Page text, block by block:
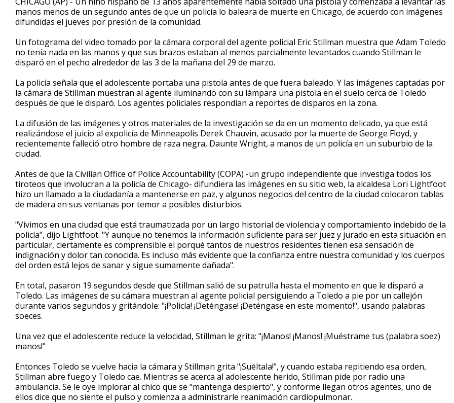
manos menos de un segundo antes de que un policía lo baleara de muerte en Chicago, de acuerdo con imágenes
difundidas el jueves por presión de la comunidad.
Un fotograma del video tomado por la cámara corporal del agente policial Eric Stillman muestra que Adam Toledo
no tenía nada en las manos y que sus brazos estaban al menos parcialmente levantados cuando Stillman le
disparó en el pecho alrededor de las 3 de la mañana del 29 de marzo.
La policía señala que el adolescente portaba una pistola antes de que fuera baleado. Y las imágenes captadas por
la cámara de Stillman muestran al agente iluminando con su lámpara una pistola en el suelo cerca de Toledo
después de que le disparó. Los agentes policiales respondían a reportes de disparos en la zona.
La difusión de las imágenes y otros materiales de la investigación se da en un momento delicado, ya que está
realizándose el juicio al expolicía de Minneapolis Derek Chauvin, acusado por la muerte de George Floyd, y
recientemente falleció otro hombre de raza negra, Daunte Wright, a manos de un policía en un suburbio de la
ciudad.
Antes de que la Civilian Office of Police Accountability (COPA) -un grupo independiente que investiga todos los
tiroteos que involucran a la policía de Chicago- difundiera las imágenes en su sitio web, la alcaldesa Lori Lightfoot
hizo un llamado a la ciudadanía a mantenerse en paz, y algunos negocios del centro de la ciudad colocaron tablas
de madera en sus ventanas por temor a posibles disturbios.
"Vivimos en una ciudad que está traumatizada por un largo historial de violencia y comportamiento indebido de la
policía", dijo Lightfoot. "Y aunque no tenemos la información suficiente para ser juez y jurado en esta situación en
particular, ciertamente es comprensible el porqué tantos de nuestros residentes tienen esa sensación de
indignación y dolor tan conocida. Es incluso más evidente que la confianza entre nuestra comunidad y los cuerpos
del orden está lejos de sanar y sigue sumamente dañada".
En total, pasaron 19 segundos desde que Stillman salió de su patrulla hasta el momento en que le disparó a
Toledo. Las imágenes de su cámara muestran al agente policial persiguiendo a Toledo a pie por un callejón
durante varios segundos y gritándole: "¡Policía! ¡Deténgase! ¡Deténgase en este momento!", usando palabras
soeces.
Una vez que el adolescente reduce la velocidad, Stillman le grita: "¡Manos! ¡Manos! ¡Muéstrame tus (palabra soez)
manos!"
Entonces Toledo se vuelve hacia la cámara y Stillman grita "¡Suéltala!", y cuando estaba repitiendo esa orden,
Stillman abre fuego y Toledo cae. Mientras se acerca al adolescente herido, Stillman pide por radio una
ambulancia. Se le oye implorar al chico que se "mantenga despierto", y conforme llegan otros agentes, uno de
ellos dice que no siente el pulso y comienza a administrarle reanimación cardiopulmonar.